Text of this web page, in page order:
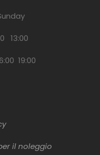
13:00
19:00
il noleggio